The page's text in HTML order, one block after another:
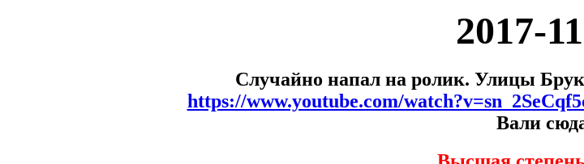
2017-
Случайно напал на ролик. Улицы
https://www.youtube.com/
Вали